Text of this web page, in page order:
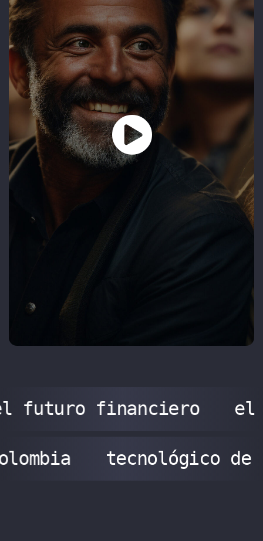
futuro financiero el
tecnológico de